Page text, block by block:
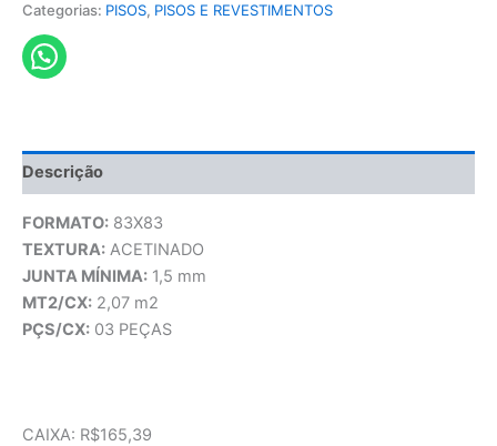
Categorias: PISOS, PISOS E REVESTIMENTOS
Descrição
FORMATO: 83X83
TEXTURA: ACETINADO
JUNTA MÍNIMA: 1,5 mm
MT2/CX: 2,07 m2
PÇS/CX: 03 PEÇAS
CAIXA: R$165,39